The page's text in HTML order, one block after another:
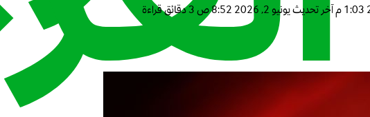
آخر تحديثيونيو 2, 2026 8:52 ص 3 دقائق قراءة